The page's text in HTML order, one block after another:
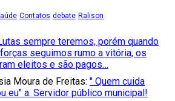
Contatos debate Ralison
sempre teremos, porém quando
seguimos rumo a vitória, os
eleitos e são pagos…
Moura de Freitas: " Quem cuida
eu" a. Servidor público municipal!